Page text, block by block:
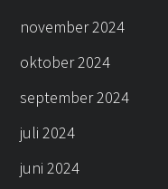
november 2024
oktober 2024
september 2024
juli 2024
juni 2024